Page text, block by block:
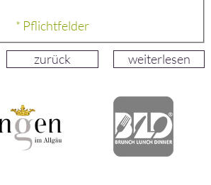
* Pflichtfelder
zurück weiterlesen